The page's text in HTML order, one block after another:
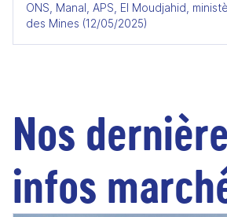
ONS, Manal, APS, El Moudjahid,
des Mines (12/05/2025)
Nos
infos